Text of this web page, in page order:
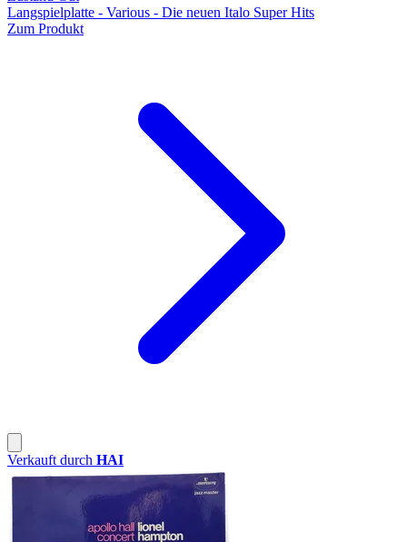
Langspielplatte - Various - Die neuen Italo Super Hits
Zum Produkt
Verkauft durch HAI